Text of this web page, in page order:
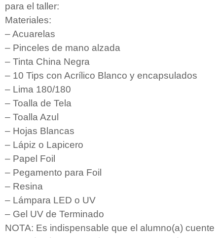
para el taller:
Materiales:
– Acuarelas
– Pinceles de mano alzada
– Tinta China Negra
– 10 Tips con Acrílico Blanco y encapsulados
– Lima 180/180
– Toalla de Tela
– Toalla Azul
– Hojas Blancas
– Lápiz o Lapicero
– Papel Foil
– Pegamento para Foil
– Resina
– Lámpara LED o UV
– Gel UV de Terminado
NOTA: Es indispensable que el alumno(a) cuente